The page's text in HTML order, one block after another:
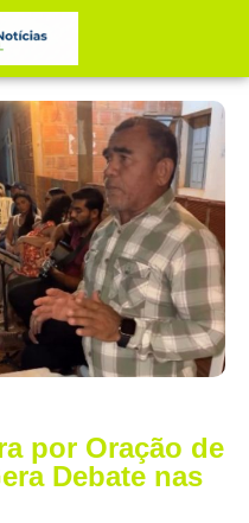
por Oração de
Debate nas